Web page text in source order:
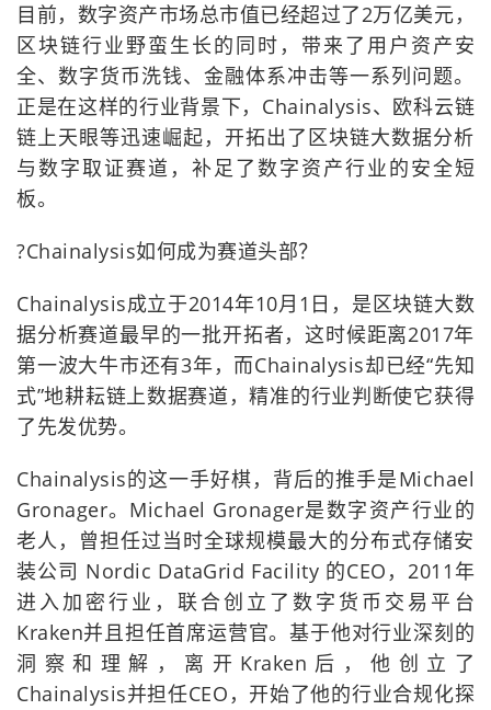
目前，数字资产市场总市值已经超过了2万亿美元，
区块链行业野蛮生长的同时，带来了用户资产安
全、数字货币洗钱、金融体系冲击等一系列问题。
正是在这样的行业背景下，Chainalysis、欧科云链
链上天眼等迅速崛起，开拓出了区块链大数据分析
与数字取证赛道，补足了数字资产行业的安全短
板。
?Chainalysis如何成为赛道头部？
Chainalysis成立于2014年10月1日，是区块链大数
据分析赛道最早的一批开拓者，这时候距离2017年
第一波大牛市还有3年，而Chainalysis却已经“先知
式”地耕耘链上数据赛道，精准的行业判断使它获得
了先发优势。
Chainalysis的这一手好棋，背后的推手是Michael
Gronager。Michael Gronager是数字资产行业的
老人，曾担任过当时全球规模最大的分布式存储安
装公司 Nordic DataGrid Facility 的CEO，2011年
进入加密行业，联合创立了数字货币交易平台
Kraken并且担任首席运营官。基于他对行业深刻的
洞察和理解，离开Kraken后，他创立了
Chainalysis并担任CEO，开始了他的行业合规化探